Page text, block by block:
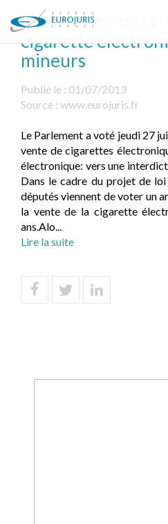
Interdiction de la
cigarette
mineurs
Publié le : 01/07/2013
Source : www.eurojuris.fr
Le Parlement a voté jeudi 27
vente de cigarettes
électronique: vers une
Dans le cadre du projet de
députés viennent de voter un
la vente de la cigarette
ans.Alo...
Lire la suite